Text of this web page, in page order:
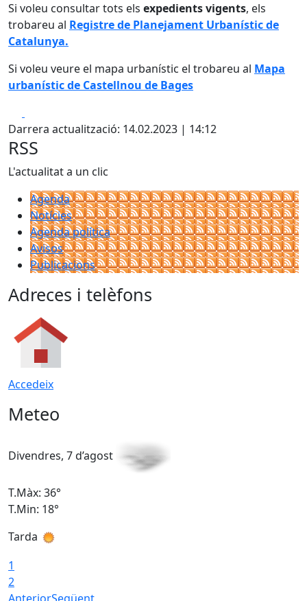
Si voleu consultar tots els expedients vigents, els
trobareu al Registre de Planejament Urbanístic de
Catalunya.
Si voleu veure el mapa urbanístic el trobareu al Mapa
urbanístic de Castellnou de Bages
Darrera actualització: 14.02.2023 | 14:12
RSS
L'actualitat a un clic
Agenda
Notícies
Agenda política
Avisos
Publicacions
Adreces i telèfons
Accedeix
Meteo
Divendres, 7 d’agost
T.Màx: 36°
T.Min: 18°
Tarda
1
2